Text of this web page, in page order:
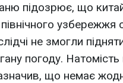
підозрює, що
узбережжя
не змогли
погоду.
що немає